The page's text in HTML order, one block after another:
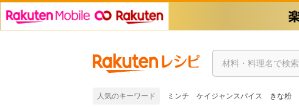
人気のキーワード ミンチ ケイジャンスパイス きな粉